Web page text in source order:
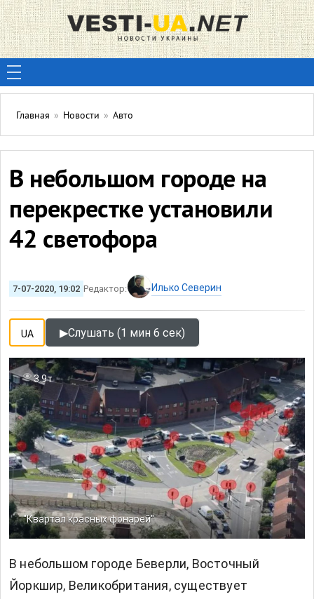
Главная » Новости » Авто
В небольшом городе на
перекрестке установили
42 светофора
7-07-2020, 19:02 Редактор: Илько Северин
UA ▶Слушать (1 мин 6 сек)
"Квартал красных фонарей"
3.9т
В небольшом городе Беверли, Восточный
Йоркшир, Великобритания, существует